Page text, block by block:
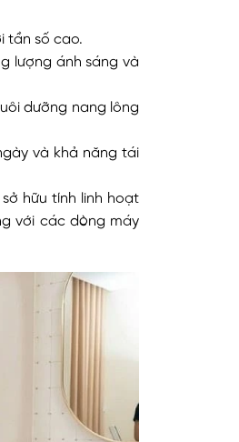
tần số cao.
lượng ánh sáng và
dưỡng nang lông
và khả năng tái
sở hữu tính linh hoạt
với các dòng máy